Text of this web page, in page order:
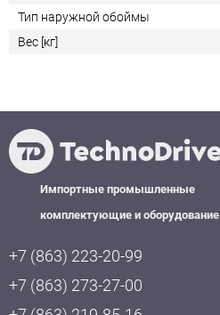
Тип наружной обоймы
Вес [кг]
Импортные промышленные
комплектующие и оборудование
+7 (863) 223-20-99
+7 (863) 273-27-00